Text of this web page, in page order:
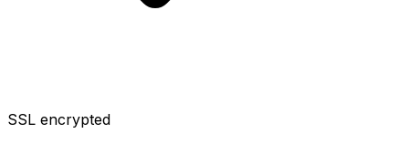
SSL encrypted